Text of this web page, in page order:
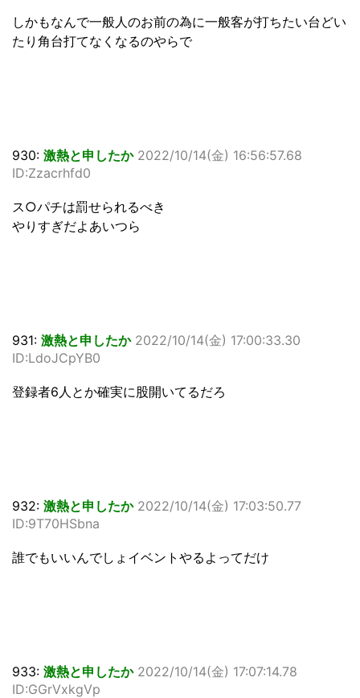
しかもなんで一般人のお前の為に一般客が打ちたい台どい
たり角台打てなくなるのやらで
930: 激熱と申したか 2022/10/14(金) 16:56:57.68
ID:Zzacrhfd0
ス○パチは罰せられるべき
やりすぎだよあいつら
931: 激熱と申したか 2022/10/14(金) 17:00:33.30
ID:LdoJCpYB0
登録者6人とか確実に股開いてるだろ
932: 激熱と申したか 2022/10/14(金) 17:03:50.77
ID:9T70HSbna
誰でもいいんでしょイベントやるよってだけ
933: 激熱と申したか 2022/10/14(金) 17:07:14.78
ID:GGrVxkgVp